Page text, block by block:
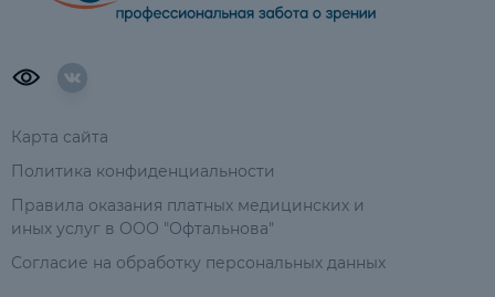
Карта сайта
Политика конфиденциальности
Правила оказания платных медицинских и
иных услуг в ООО "Офтальнова"
Согласие на обработку персональных данных